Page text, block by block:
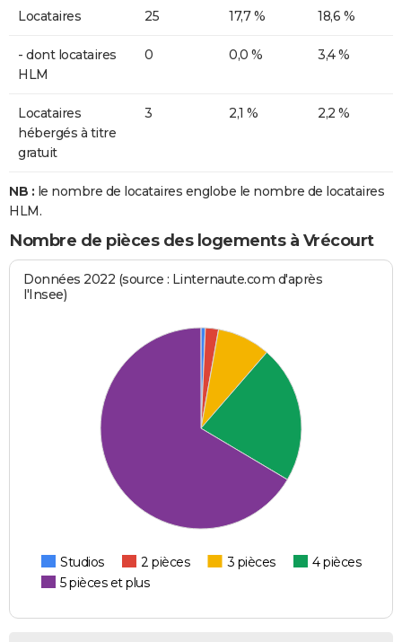
Locataires 25 17,7 % 18,6 %
- dont locataires
HLM
0 0,0 % 3,4 %
Locataires
hébergés à titre
gratuit
3 2,1 % 2,2 %
NB : le nombre de locataires englobe le nombre de locataires
HLM.
Nombre de pièces des logements à Vrécourt
Données 2022 (source : Linternaute.com d'après
l'Insee)
Studios 2 pièces 3 pièces
4 pièces
5 pièces et plus